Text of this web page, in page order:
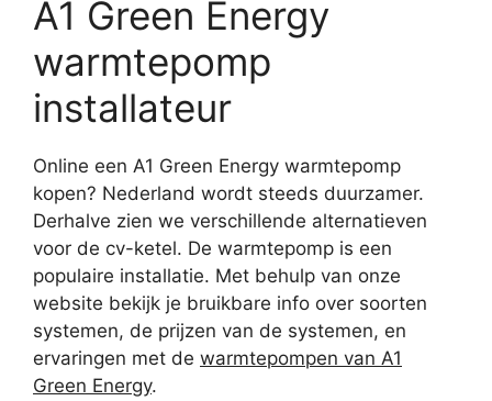
A1 Green Energy
warmtepomp
installateur
Online een A1 Green Energy warmtepomp
kopen? Nederland wordt steeds duurzamer.
Derhalve zien we verschillende alternatieven
voor de cv-ketel. De warmtepomp is een
populaire installatie. Met behulp van onze
website bekijk je bruikbare info over soorten
systemen, de prijzen van de systemen, en
ervaringen met de warmtepompen van A1
Green Energy.